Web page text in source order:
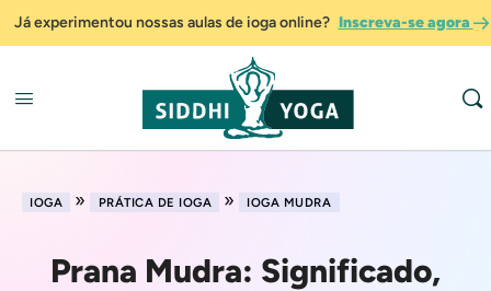
Já experimentou nossas aulas de ioga online? Inscreva-se agora
IOGA » PRÁTICA DE IOGA » IOGA MUDRA
Prana Mudra: Significado,